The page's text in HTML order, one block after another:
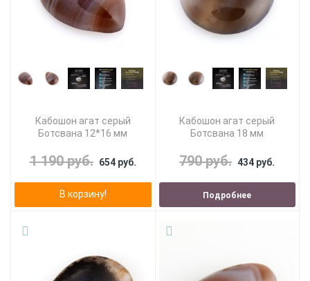
Кабошон агат серый
Ботсвана 12*16 мм
1 190 руб. 654 руб.
В корзину!
Кабошон агат серый
Ботсвана 18 мм
790 руб. 434 руб.
Подробнее